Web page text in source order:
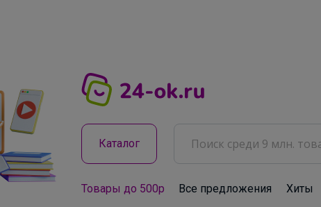
Каталог
Товары до 500р Все предложения Хиты